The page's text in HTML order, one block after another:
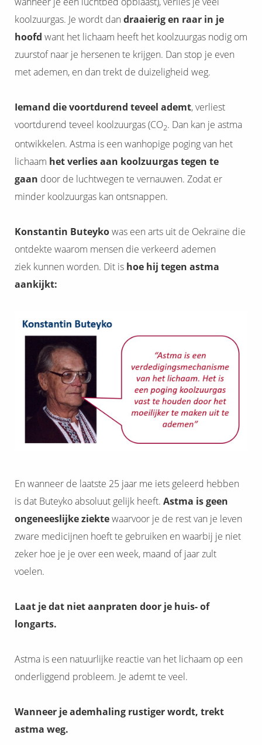
koolzuurgas. Je wordt dan draaierigen raar in je
hoofd want het lichaam heeft het koolzuurgas nodig om
zuurstof naar je hersenen te krijgen. Dan stop je even
met ademen, en dan trekt de duizeligheid weg.
Iemand dievoortdurend teveel ademt, verliest
voortdurend teveel koolzuurgas (CO2. Dan kan je astma
ontwikkelen. Astma is een wanhopige poging van het
lichaam het verlies aan koolzuurgas tegen te
gaan door de luchtwegen te vernauwen. Zodat er
minder koolzuurgas kan ontsnappen.
Konstantin Buteykowas een arts uit de Oekraïne die
ontdekte waarom mensen die verkeerd ademen
ziek kunnen worden. Dit is hoe hij tegen astma
aankijkt:
En wanneer de laatste 25 jaar me iets geleerd hebben
is dat Buteyko absoluut gelijk heeft. Astma is geen
ongeneeslijke ziektewaarvoor je de rest van je leven
zware medicijnen hoeft te gebruiken en waarbij je niet
zeker hoe je je over een week, maand of jaar zult
voelen.
Laat je dat niet aanpraten door je huis- of
longarts.
Astma is een natuurlijke reactie van het lichaam op een
onderliggend probleem. Je ademt te veel.
Wanneer je ademhaling rustiger wordt, trekt
astma weg.